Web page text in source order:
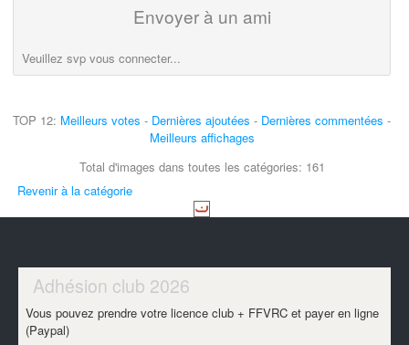
Envoyer à un ami
Veuillez svp vous connecter...
TOP 12: Meilleurs votes - Dernières ajoutées - Dernières commentées -
Meilleurs affichages
Total d'images dans toutes les catégories: 161
Revenir à la catégorie
Adhésion club 2026
Vous pouvez prendre votre licence club + FFVRC et payer en ligne
(Paypal)